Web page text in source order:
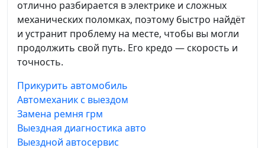
отлично разбирается в электрике и сложных
механических поломках, поэтому быстро найдёт
и устранит проблему на месте, чтобы вы могли
продолжить свой путь. Его кредо — скорость и
точность.
Прикурить автомобиль
Автомеханик с выездом
Замена ремня грм
Выездная диагностика авто
Выездной автосервис